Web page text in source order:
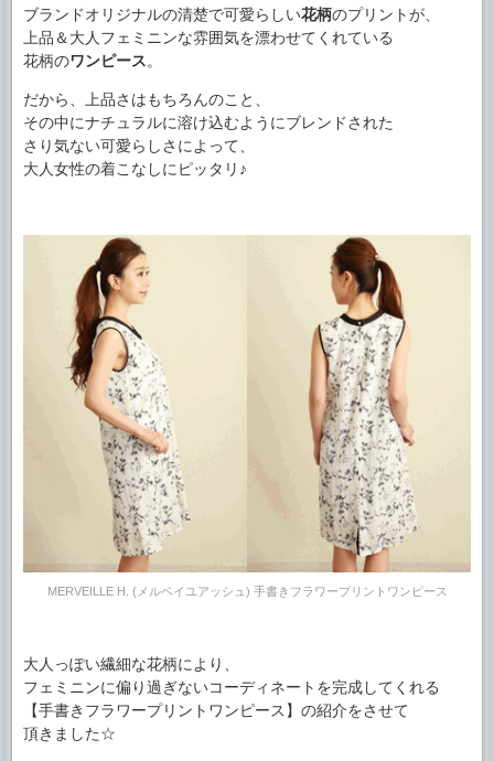
ブランドオリジナルの清楚で可愛らしい花柄のプリントが、
上品＆大人フェミニンな雰囲気を漂わせてくれている
花柄のワンピース。
だから、上品さはもちろんのこと、
その中にナチュラルに溶け込むようにブレンドされた
さり気ない可愛らしさによって、
大人女性の着こなしにピッタリ♪
MERVEILLE H. (メルベイユアッシュ) 手書きフラワープリントワンピース
大人っぽい繊細な花柄により、
フェミニンに偏り過ぎないコーディネートを完成してくれる
【手書きフラワープリントワンピース】の紹介をさせて
頂きました☆